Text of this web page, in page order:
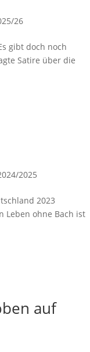
26
gibt doch noch
Satire über die
2025
2023
Leben ohne Bach ist
auf